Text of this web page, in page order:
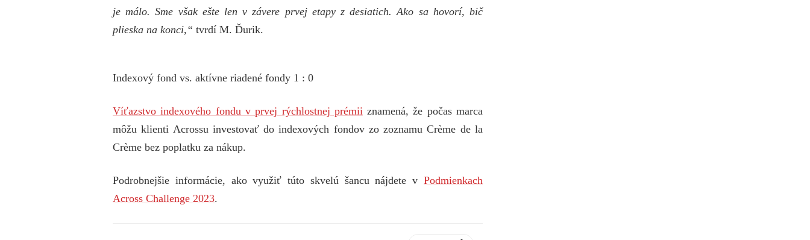
je málo. Sme však ešte len v závere prvej etapy z desiatich. Ako sa hovorí, bič
plieska na konci,“ tvrdí M. Ďurik.
Indexový fond vs. aktívne riadené fondy 1 : 0
Víťazstvo indexového fondu v prvej rýchlostnej prémii znamená, že počas marca
môžu klienti Acrossu investovať do indexových fondov zo zoznamu Crème de la
Crème bez poplatku za nákup.
Podrobnejšie informácie, ako využiť túto skvelú šancu nájdete v Podmienkach
Across Challenge 2023.